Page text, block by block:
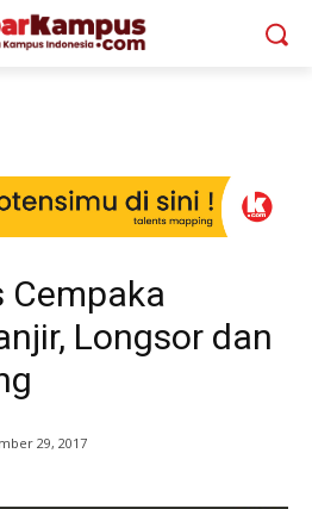
Cempaka
Longsor dan
29, 2017